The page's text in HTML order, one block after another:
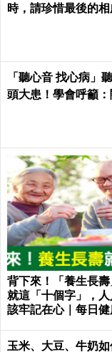
時，請珍惜最後的
「聽心音 找心病」
頭大患！學會呼籲
背下來！「養生長
就這「十個字」，
該牢記在心｜每日健
玉米、大豆、牛奶